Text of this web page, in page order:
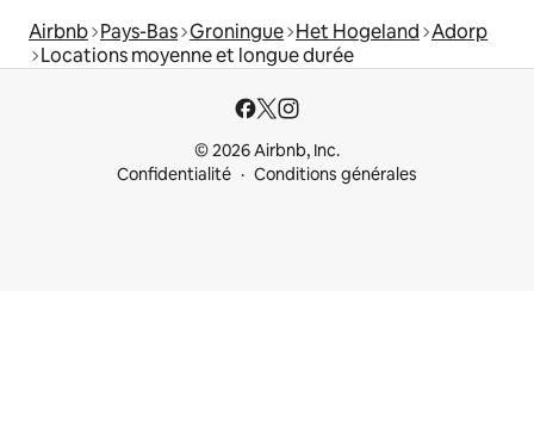
Airbnb Pays-Bas Groningue Het Hogeland Adorp
Locations moyenne et longue durée
© 2026 Airbnb, Inc.
Confidentialité
Conditions générales